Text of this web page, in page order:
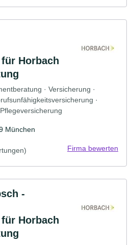
Horbach
· Versicherung ·
·
München
Firma bewerten
-
Horbach